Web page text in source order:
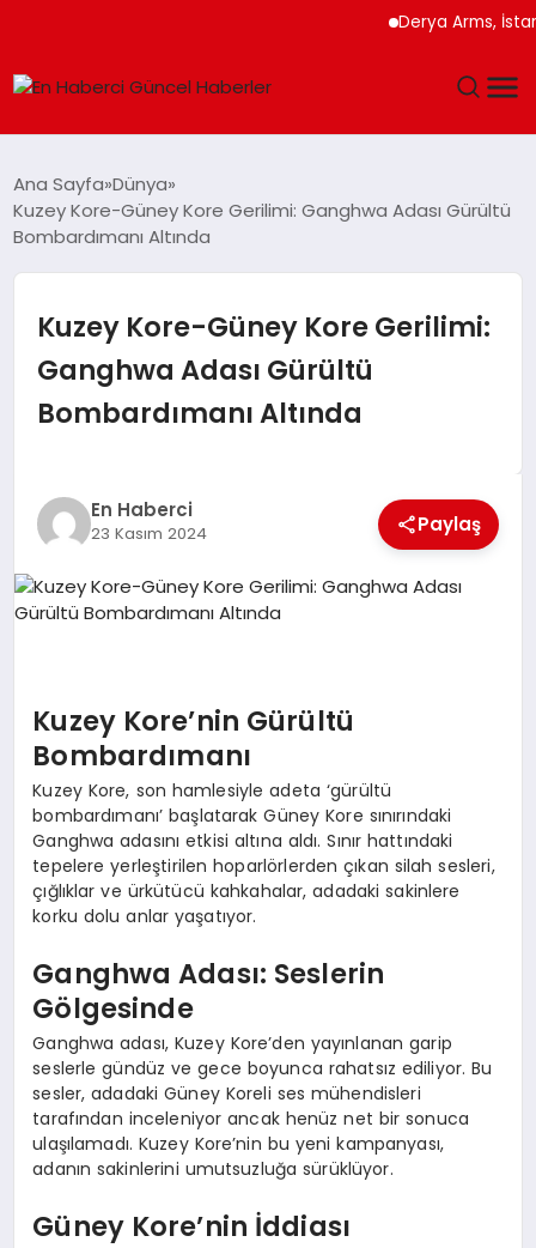
Derya Arms,
SPOR
TEKNOLOJI
MAGAZIN
EKONOMI
EĞITIM
Ana Sayfa Dünya
Kuzey Kore-Güney Kore Gerilimi: Ganghwa Adası Gürültü
Bombardımanı Altında
Kuzey Kore-Güney Kore Gerilimi:
Ganghwa Adası Gürültü
Bombardımanı Altında
En Haberci
23 Kasım 2024 Paylaş
Kuzey Kore’nin Gürültü
Bombardımanı
Kuzey Kore, son hamlesiyle adeta ‘gürültü
bombardımanı’ başlatarak Güney Kore sınırındaki
Ganghwa adasını etkisi altına aldı. Sınır hattındaki
tepelere yerleştirilen hoparlörlerden çıkan silah sesleri,
çığlıklar ve ürkütücü kahkahalar, adadaki sakinlere
korku dolu anlar yaşatıyor.
Ganghwa Adası: Seslerin
Gölgesinde
Ganghwa adası, Kuzey Kore’den yayınlanan garip
seslerle gündüz ve gece boyunca rahatsız ediliyor. Bu
sesler, adadaki Güney Koreli ses mühendisleri
tarafından inceleniyor ancak henüz net bir sonuca
ulaşılamadı. Kuzey Kore’nin bu yeni kampanyası,
adanın sakinlerini umutsuzluğa sürüklüyor.
Güney Kore’nin İddiası